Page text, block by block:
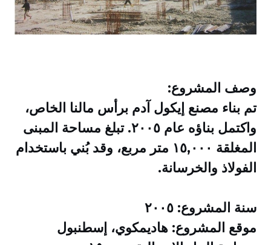
وصف المشروع:
تم بناء مصنع إيكول آدم برأس مالنا الخاص،
واكتمل بناؤه عام ٢٠٠٥. تبلغ مساحة المبنى
المغلقة ١٥,٠٠٠ متر مربع، وقد بُني باستخدام
الفولاذ والخرسانة.
سنة المشروع: ٢٠٠٥
موقع المشروع: هاديمكوي، إسطنبول